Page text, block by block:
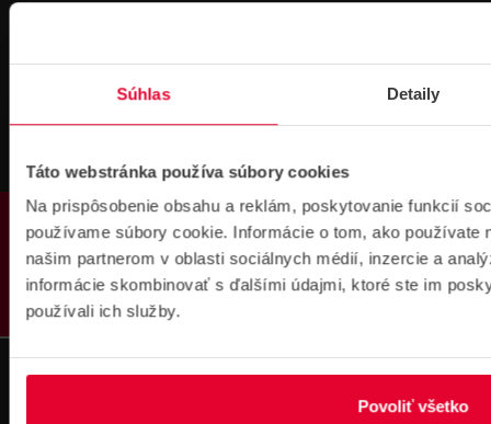
Súhlas Detaily
Táto webstránka používa súbory cookies
Na prispôsobenie obsahu a reklám, poskytovanie funkcií
používame súbory cookie. Informácie o tom, ako používate
našim partnerom v oblasti sociálnych médií, inzercie a
informácie skombinovať s ďalšími údajmi, ktoré ste im
používali ich služby.
Povoliť všetko
PRODUKTY
IČ DPH: SK2021919658
Kontakt
Pobočka Bratislava
Pobočka Dubnica nad Váhom
Pobočka Košice
Technická podpora